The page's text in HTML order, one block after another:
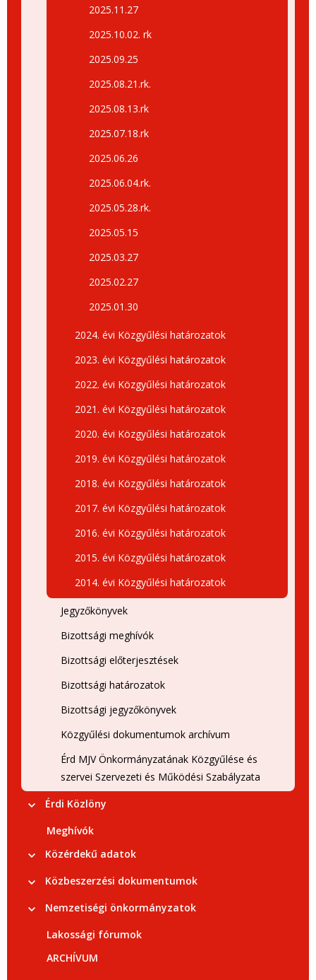
2025.11.27
2025.10.02. rk
2025.09.25
2025.08.21.rk.
2025.08.13.rk
2025.07.18.rk
2025.06.26
2025.06.04.rk.
2025.05.28.rk.
2025.05.15
2025.03.27
2025.02.27
2025.01.30
2024. évi Közgyűlési határozatok
2023. évi Közgyűlési határozatok
2022. évi Közgyűlési határozatok
2021. évi Közgyűlési határozatok
2020. évi Közgyűlési határozatok
2019. évi Közgyűlési határozatok
2018. évi Közgyűlési határozatok
2017. évi Közgyűlési határozatok
2016. évi Közgyűlési határozatok
2015. évi Közgyűlési határozatok
2014. évi Közgyűlési határozatok
Jegyzőkönyvek
Bizottsági meghívók
Bizottsági előterjesztések
Bizottsági határozatok
Bizottsági jegyzőkönyvek
Közgyűlési dokumentumok archívum
Érd MJV Önkormányzatának Közgyűlése és
szervei Szervezeti és Működési Szabályzata
Érdi Közlöny
Meghívók
Közérdekű adatok
Közbeszerzési dokumentumok
Nemzetiségi önkormányzatok
Lakossági fórumok
ARCHÍVUM